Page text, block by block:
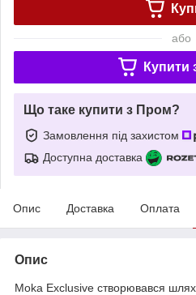
або
Купити
Що таке купити з Пром?
Замовлення під захистом
Доступна доставка
Опис Доставка Оплата
Опис
Moka Exclusive створювався